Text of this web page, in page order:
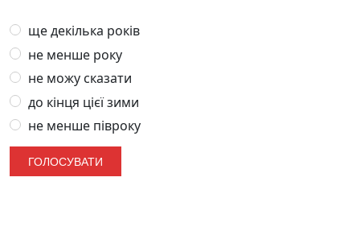
ще декілька років
не менше року
не можу сказати
до кінця цієї зими
не менше півроку